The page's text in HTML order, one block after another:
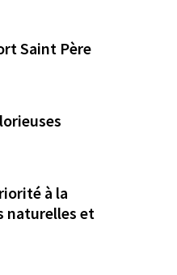
Saint Père
à la
naturelles et